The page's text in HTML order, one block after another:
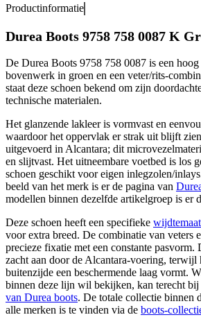
Productinformatie
Durea Boots 9758 758 0087 K
De Durea Boots 9758 758 0087 is een
bovenwerk in groen en een veter/rits-
staat deze schoen bekend om zijn
technische materialen.
Het glanzende lakleer is vormvast en
waardoor het oppervlak er strak uit blijft
uitgevoerd in Alcantara; dit
en slijtvast. Het uitneembare voetbed is los
schoen geschikt voor eigen inlegzolen/
beeld van het merk is er de pagina van
modellen binnen dezelfde artikelgroep is er
Deze schoen heeft een specifieke
voor extra breed. De combinatie van veters
precieze fixatie met een constante
zacht aan door de Alcantara-voering, terwijl
buitenzijde een beschermende laag vormt.
binnen deze lijn wil bekijken, kan terecht
van Durea boots. De totale collectie binnen
alle merken is te vinden via de boots-